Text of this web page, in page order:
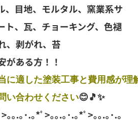
、目地、モルタル、窯業系サ
ト、瓦、チョーキング、色褪
、剥がれ、苔
がある方！！
に適した塗装工事と費用感が理
い合わせください😊🎵✨
｡｡.｡･.｡*ﾟ>｡｡.｡･.｡*ﾟ>｡｡.｡･.｡